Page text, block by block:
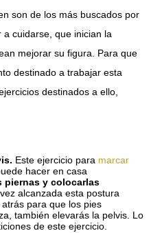
son de los más buscados por
cuidarse, que inician la
mejorar su figura. Para que
destinado a trabajar esta
destinados a ello,
Este ejercicio para marcar
hacer en casa
piernas y colocarlas
alcanzada esta postura
para que los pies
también elevarás la pelvis. Lo
de este ejercicio.